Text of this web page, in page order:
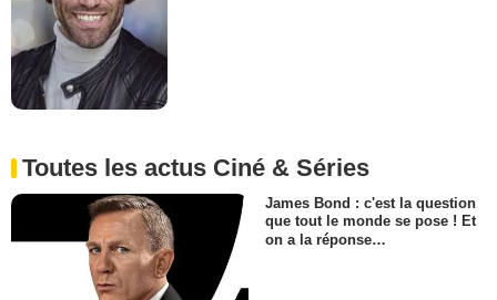
Toutes les actus Ciné & Séries
James Bond : c'est la question
que tout le monde se pose ! Et
on a la réponse…